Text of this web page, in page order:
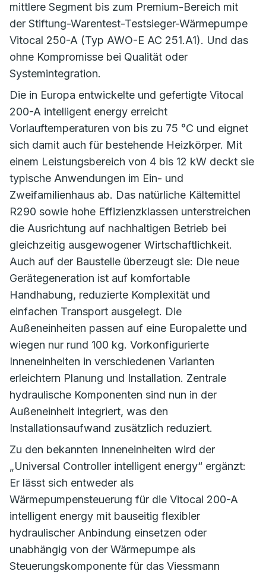
mittlere Segment bis zum Premium-Bereich mit
der Stiftung-Warentest-Testsieger-Wärmepumpe
Vitocal 250-A (Typ AWO-E AC 251.A1). Und das
ohne Kompromisse bei Qualität oder
Systemintegration.
Die in Europa entwickelte und gefertigte Vitocal
200-A intelligent energy erreicht
Vorlauftemperaturen von bis zu 75 °C und eignet
sich damit auch für bestehende Heizkörper. Mit
einem Leistungsbereich von 4 bis 12 kW deckt sie
typische Anwendungen im Ein- und
Zweifamilienhaus ab. Das natürliche Kältemittel
R290 sowie hohe Effizienzklassen unterstreichen
die Ausrichtung auf nachhaltigen Betrieb bei
gleichzeitig ausgewogener Wirtschaftlichkeit.
Auch auf der Baustelle überzeugt sie: Die neue
Gerätegeneration ist auf komfortable
Handhabung, reduzierte Komplexität und
einfachen Transport ausgelegt. Die
Außeneinheiten passen auf eine Europalette und
wiegen nur rund 100 kg. Vorkonfigurierte
Inneneinheiten in verschiedenen Varianten
erleichtern Planung und Installation. Zentrale
hydraulische Komponenten sind nun in der
Außeneinheit integriert, was den
Installationsaufwand zusätzlich reduziert.
Zu den bekannten Inneneinheiten wird der
„Universal Controller intelligent energy“ ergänzt:
Er lässt sich entweder als
Wärmepumpensteuerung für die Vitocal 200-A
intelligent energy mit bauseitig flexibler
hydraulischer Anbindung einsetzen oder
unabhängig von der Wärmepumpe als
Steuerungskomponente für das Viessmann